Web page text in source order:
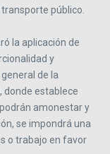
público.
la aplicación de
y
de la
donde establece
amonestar y
se impondrá una
o trabajo en favor